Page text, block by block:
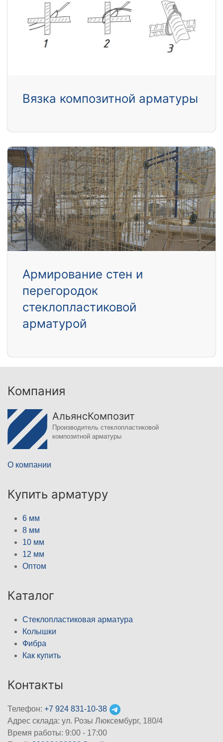
Вязка композитной арматуры
Армирование стен и
перегородок
стеклопластиковой
арматурой
Компания
АльянсКомпозит
Производитель стеклопластиковой
композитной арматуры
О компании
Купить арматуру
6 мм
8 мм
10 мм
12 мм
Оптом
Каталог
Стеклопластиковая арматура
Колышки
Фибра
Как купить
Контакты
Телефон: +7 924 831-10-38
Адрес склада: ул. Розы Люксембург, 180/4
Время работы: 9:00 - 17:00